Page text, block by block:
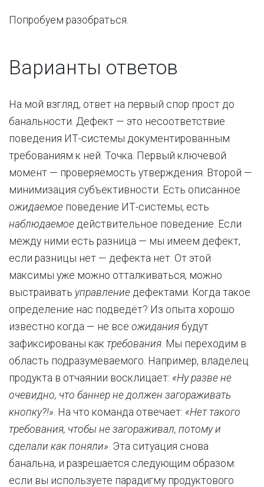
Попробуем разобраться.
Варианты ответов
На мой взгляд, ответ на первый спор прост до
банальности. Дефект — это несоответствие
поведения ИТ-системы документированным
требованиям к ней. Точка. Первый ключевой
момент — проверяемость утверждения. Второй —
минимизация субъективности. Есть описанное
ожидаемое поведение ИТ-системы, есть
наблюдаемое действительное поведение. Если
между ними есть разница — мы имеем дефект,
если разницы нет — дефекта нет. От этой
максимы уже можно отталкиваться, можно
выстраивать управление дефектами. Когда такое
определение нас подведёт? Из опыта хорошо
известно когда — не все ожидания будут
зафиксированы как требования . Мы переходим в
область подразумеваемого. Например, владелец
продукта в отчаянии восклицает: «Ну разве не
очевидно, что баннер не должен загораживать
кнопку?!» . На что команда отвечает: «Нет такого
требования, чтобы не загораживал, потому и
сделали как поняли» . Эта ситуация снова
банальна, и разрешается следующим образом:
если вы используете парадигму продуктового